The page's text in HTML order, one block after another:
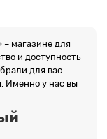
магазине для
и доступность
для вас
Именно у нас вы